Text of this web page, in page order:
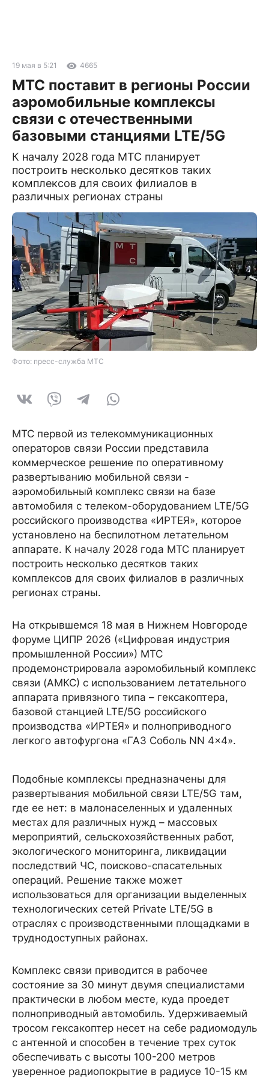
19 мая в 5:21 4665
МТС поставит в регионы России
аэромобильные комплексы
связи с отечественными
базовыми станциями LTE/5G
К началу 2028 года МТС планирует
построить несколько десятков таких
комплексов для своих филиалов в
различных регионах страны
Фото: пресс-служба МТС
МТС первой из телекоммуникационных
операторов связи России представила
коммерческое решение по оперативному
развертыванию мобильной связи ­­­-
аэромобильный комплекс связи на базе
автомобиля с телеком-оборудованием LTE/5G
российского производства «ИРТЕЯ», которое
установлено на беспилотном летательном
аппарате. К началу 2028 года МТС планирует
построить несколько десятков таких
комплексов для своих филиалов в различных
регионах страны.
На открывшемся 18 мая в Нижнем Новгороде
форуме ЦИПР 2026 («Цифровая индустрия
промышленной России») МТС
продемонстрировала аэромобильный комплекс
связи (АМКС) с использованием летательного
аппарата привязного типа – гексакоптера,
базовой станцией LTE/5G российского
производства «ИРТЕЯ» и полноприводного
легкого автофургона «ГАЗ Соболь NN 4x4».
Подобные комплексы предназначены для
развертывания мобильной связи LTE/5G там,
где ее нет: в малонаселенных и удаленных
местах для различных нужд – массовых
мероприятий, сельскохозяйственных работ,
экологического мониторинга, ликвидации
последствий ЧС, поисково-спасательных
операций. Решение также может
использоваться для организации выделенных
технологических сетей Private LTE/5G в
отраслях с производственными площадками в
труднодоступных районах.
Комплекс связи приводится в рабочее
состояние за 30 минут двумя специалистами
практически в любом месте, куда проедет
полноприводный автомобиль. Удерживаемый
тросом гексакоптер несет на себе радиомодуль
с антенной и способен в течение трех суток
обеспечивать с высоты 100-200 метров
уверенное радиопокрытие в радиусе 10-15 км